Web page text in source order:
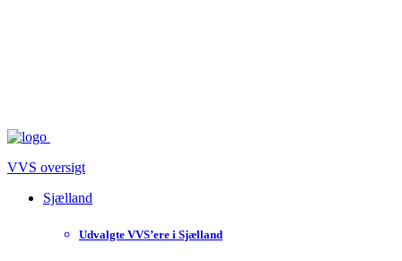
VVS oversigt
Sjælland
Udvalgte VVS’ere i Sjælland